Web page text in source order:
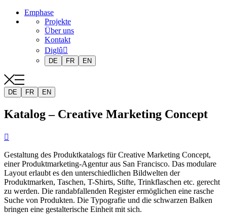
Emphase
Projekte
Über uns
Kontakt
Diglû
DE FR EN
DE FR EN
Katalog – Creative Marketing Concept

Gestaltung des Produktkatalogs für Creative Marketing Concept,
einer Produktmarketing-Agentur aus San Francisco. Das modulare
Layout erlaubt es den unterschiedlichen Bildwelten der
Produktmarken, Taschen, T-Shirts, Stifte, Trinkflaschen etc. gerecht
zu werden. Die randabfallenden Register ermöglichen eine rasche
Suche von Produkten. Die Typografie und die schwarzen Balken
bringen eine gestalterische Einheit mit sich.